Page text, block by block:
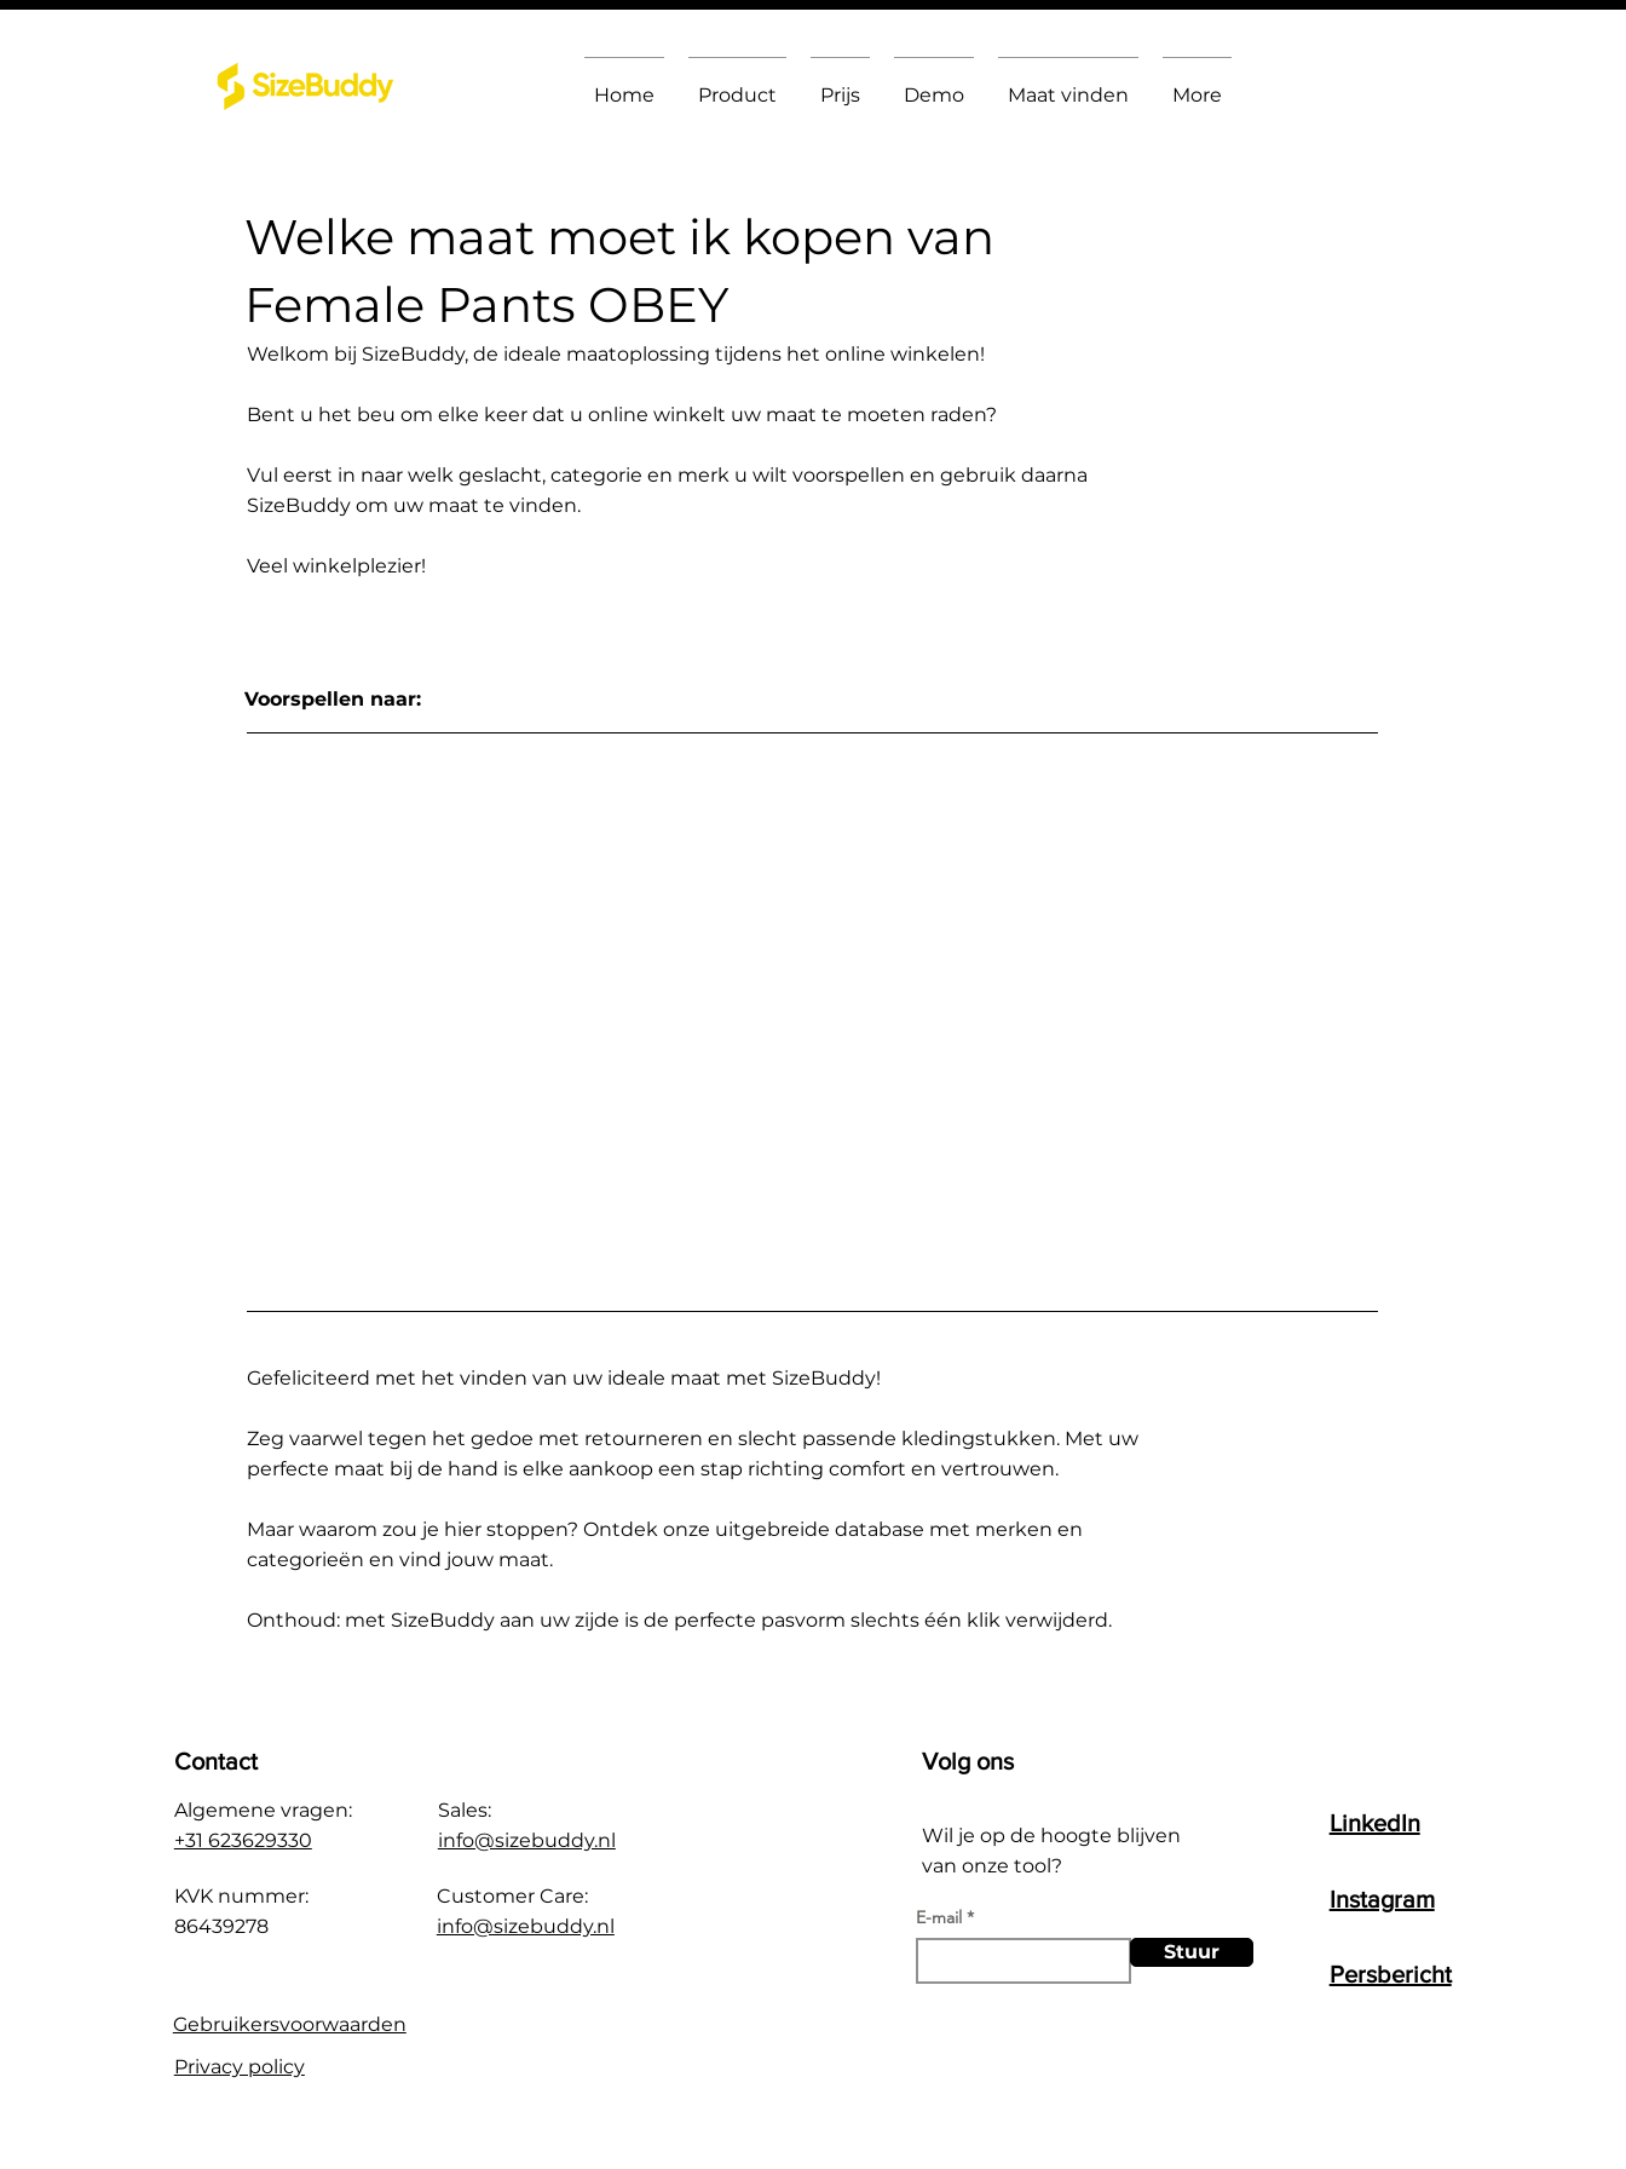
Home Product Prijs Demo Maat vinden More
Welke maat moet ik kopen van
Female Pants OBEY
Welkom bij SizeBuddy, de ideale maatoplossing tijdens het online winkelen!
Bent u het beu om elke keer dat u online winkelt uw maat te moeten raden?
Vul eerst in naar welk geslacht, categorie en merk u wilt voorspellen en gebruik daarna
SizeBuddy om uw maat te vinden.
Veel winkelplezier!
Voorspellen naar:
Gefeliciteerd met het vinden van uw ideale maat met SizeBuddy!
Zeg vaarwel tegen het gedoe met retourneren en slecht passende kledingstukken. Met uw
perfecte maat bij de hand is elke aankoop een stap richting comfort en vertrouwen.
Maar waarom zou je hier stoppen? Ontdek onze uitgebreide database met merken en
categorieën en vind jouw maat.
Onthoud: met SizeBuddy aan uw zijde is de perfecte pasvorm slechts één klik verwijderd.
Contact
Algemene vragen:
+31 623629330
KVK nummer:
86439278
Sales:
info@sizebuddy.nl
Customer Care:
info@sizebuddy.nl
Gebruikersvoorwaarden
Privacy policy
Volg ons
Wil je op de hoogte blijven
van onze tool?
E-mail
Stuur
LinkedIn
Instagram
Persbericht